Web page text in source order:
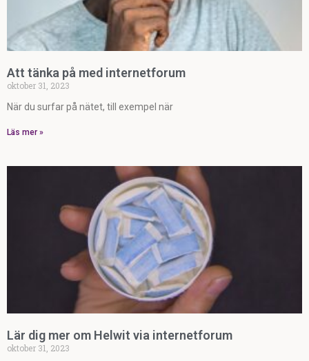
Att tänka på med internetforum
oktober 31, 2023
När du surfar på nätet, till exempel när
Läs mer »
Lär dig mer om Helwit via internetforum
oktober 31, 2023